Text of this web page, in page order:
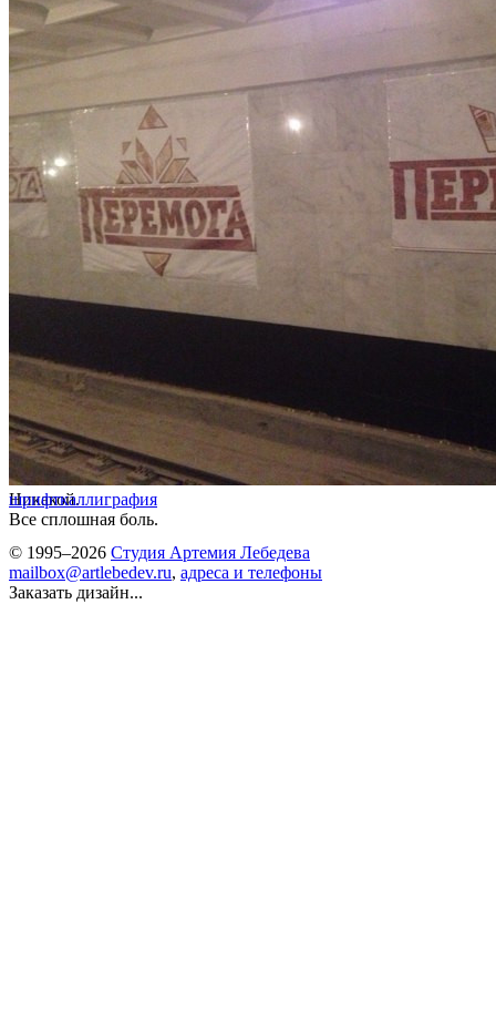
Никакой.
Все сплошная боль.
шрифткаллиграфия
© 1995–2026 Студия Артемия Лебедева
mailbox@artlebedev.ru, адреса и телефоны
Заказать дизайн...